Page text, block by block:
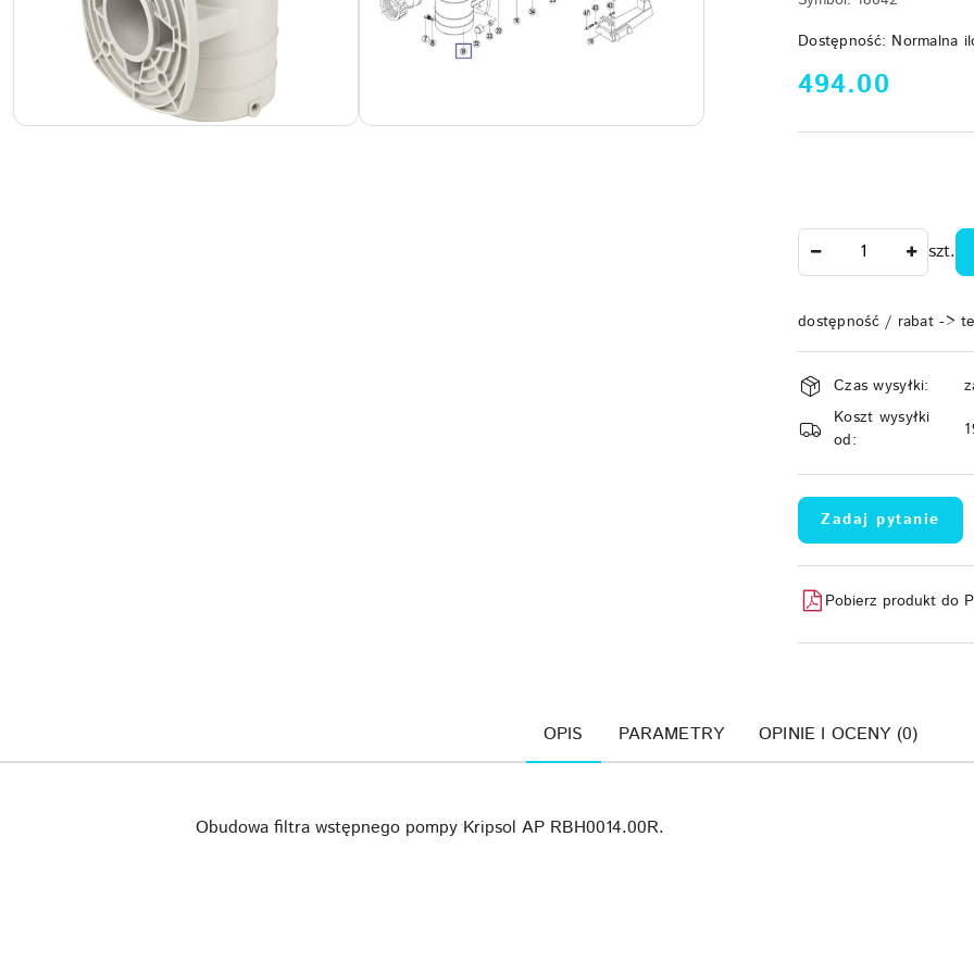
Dostępność: Normalna
cena:
494.00
szt.
dostępność / rabat ->
Dostępność
i
dostawa
Czas wysyłki:
Koszt wysyłki
od:
Zadaj pytanie
Pobierz produkt do
OPIS PARAMETRY OPINIE I OCENY (0)
Obudowa filtra wstępnego pompy Kripsol AP RBH0014.00R.